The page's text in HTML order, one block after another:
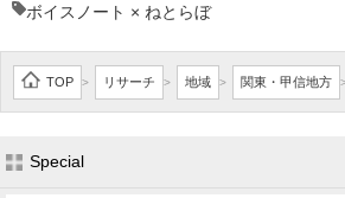
ボイスノート × ねとらぼ
TOP > リサーチ > 地域 > 関東・甲信地方
Special